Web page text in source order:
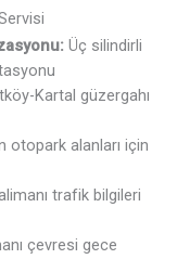
Üç silindirli
Kartal güzergahı
otopark alanları için
trafik bilgileri
çevresi gece